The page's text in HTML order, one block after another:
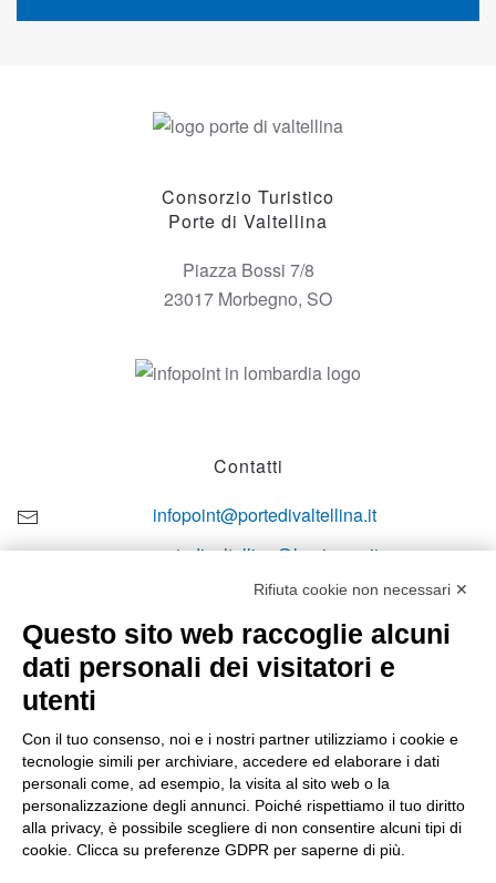
Consorzio Turistico
Porte di Valtellina
Piazza Bossi 7/8
23017 Morbegno, SO
Contatti
infopoint@portedivaltellina.it
portedivaltellina@lamiapec.it
+39 0342 601140
Lun-ven
08:00 – 12:10 / 14:00 – 18:10
Sabato
Rifiuta cookie non necessari ✕
Questo sito web raccoglie alcuni
dati personali dei visitatori e
utenti
Con il tuo consenso, noi e i nostri partner utilizziamo i cookie e
tecnologie simili per archiviare, accedere ed elaborare i dati
personali come, ad esempio, la visita al sito web o la
personalizzazione degli annunci. Poiché rispettiamo il tuo diritto
alla privacy, è possibile scegliere di non consentire alcuni tipi di
cookie. Clicca su preferenze GDPR per saperne di più.